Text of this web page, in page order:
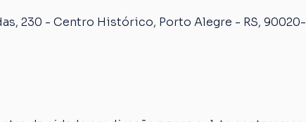
230 - Centro Histórico, Porto Alegre - RS, 90020-